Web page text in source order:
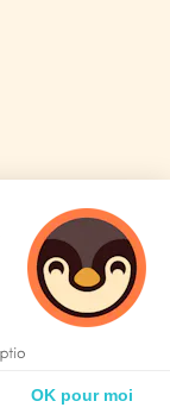
OK pour moi
2 personnes
consultent
actuellement cette